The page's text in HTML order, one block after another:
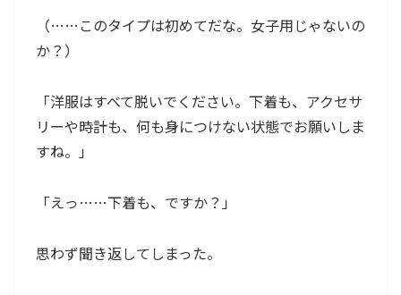
（……このタイプは初めてだな。女子用じゃないの
か？）
「洋服はすべて脱いでください。下着も、アクセサ
リーや時計も、何も身につけない状態でお願いしま
すね。」
「えっ……下着も、ですか？」
思わず聞き返してしまった。